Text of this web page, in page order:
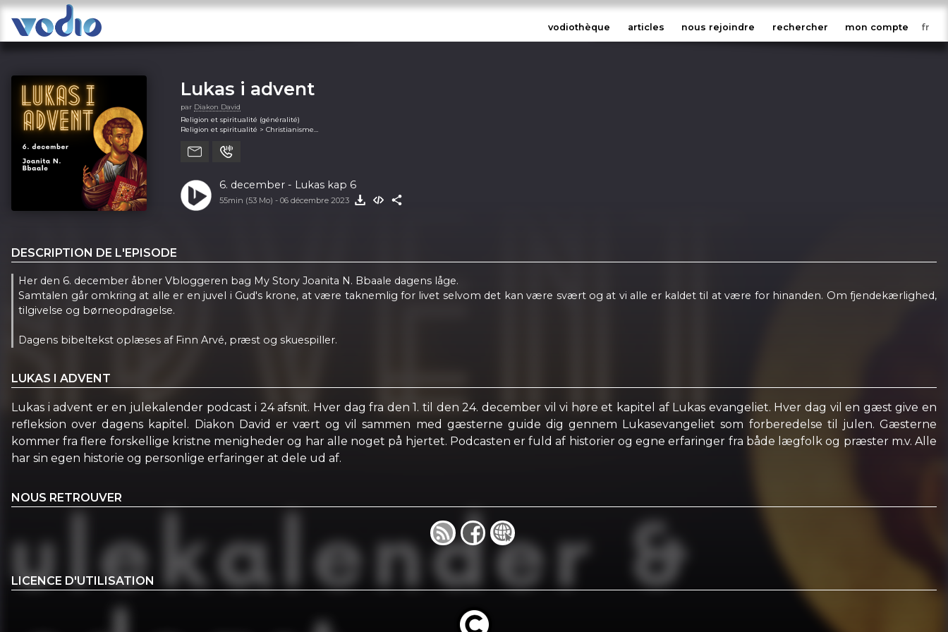
vodiothèque articles nous rejoindre rechercher mon compte
Lukas i advent
par Diakon David
Religion et spiritualité (généralité)
Religion et spiritualité > Christianisme
Religion et spiritualité > Spiritualité
6. december - Lukas kap 6
55min (53 Mo) - 06 décembre 2023
DESCRIPTION DE L'EPISODE
Her den 6. december åbner Vbloggeren bag My Story Joanita N. Bbaale dagens låge.
Samtalen går omkring at alle er en juvel i Gud's krone, at være taknemlig for livet selvom det kan være svært og at vi alle er kaldet til at være for hinanden. Om fjendekærlighed,
tilgivelse og børneopdragelse.
Dagens bibeltekst oplæses af Finn Arvé, præst og skuespiller.
LUKAS I ADVENT
Lukas i advent er en julekalender podcast i 24 afsnit. Hver dag fra den 1. til den 24. december vil vi høre et kapitel af Lukas evangeliet. Hver dag vil en gæst give en
refleksion over dagens kapitel. Diakon David er vært og vil sammen med gæsterne guide dig gennem Lukasevangeliet som forberedelse til julen. Gæsterne
kommer fra flere forskellige kristne menigheder og har alle noget på hjertet. Podcasten er fuld af historier og egne erfaringer fra både lægfolk og præster m.v. Alle
har sin egen historie og personlige erfaringer at dele ud af.
NOUS RETROUVER
LICENCE D'UTILISATION